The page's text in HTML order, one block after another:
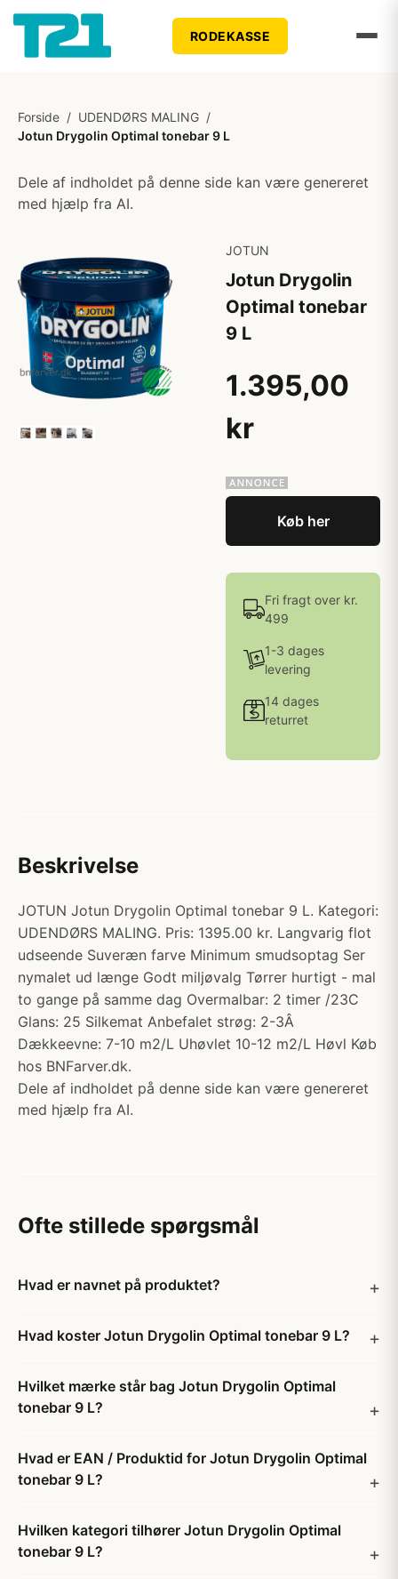
RODEKASSE
Forside / UDENDØRS MALING /
Jotun Drygolin Optimal tonebar 9 L
Dele af indholdet på denne side kan være genereret
med hjælp fra AI.
JOTUN
Jotun Drygolin
Optimal tonebar
9 L
1.395,00
kr
Køb her
Fri fragt over kr.
499
1-3 dages
levering
14 dages
returret
Beskrivelse
JOTUN Jotun Drygolin Optimal tonebar 9 L. Kategori:
UDENDØRS MALING. Pris: 1395.00 kr. Langvarig flot
udseende Suveræn farve Minimum smudsoptag Ser
nymalet ud længe Godt miljøvalg Tørrer hurtigt - mal
to gange på samme dag Overmalbar: 2 timer /23C
Glans: 25 Silkemat Anbefalet strøg: 2-3Â
Dækkeevne: 7-10 m2/L Uhøvlet 10-12 m2/L Høvl Køb
hos BNFarver.dk.
Dele af indholdet på denne side kan være genereret
med hjælp fra AI.
Ofte stillede spørgsmål
Hvad er navnet på produktet?
Hvad koster Jotun Drygolin Optimal tonebar 9 L?
Hvilket mærke står bag Jotun Drygolin Optimal
tonebar 9 L?
Hvad er EAN / Produktid for Jotun Drygolin Optimal
tonebar 9 L?
Hvilken kategori tilhører Jotun Drygolin Optimal
tonebar 9 L?